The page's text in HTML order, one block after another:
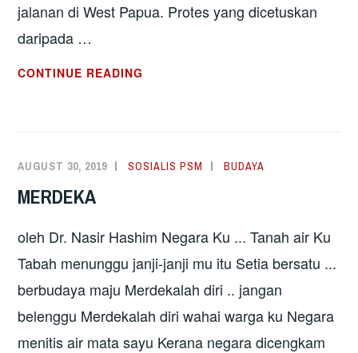
jalanan di West Papua. Protes yang dicetuskan
daripada …
CONTINUE READING
AUGUST 30, 2019 SOSIALIS PSM BUDAYA
MERDEKA
oleh Dr. Nasir Hashim Negara Ku ... Tanah air Ku
Tabah menunggu janji-janji mu itu Setia bersatu ...
berbudaya maju Merdekalah diri .. jangan
belenggu Merdekalah diri wahai warga ku Negara
menitis air mata sayu Kerana negara dicengkam